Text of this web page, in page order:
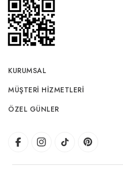
KURUMSAL
MÜŞTERI HIZMETLERI
ÖZEL GÜNLER